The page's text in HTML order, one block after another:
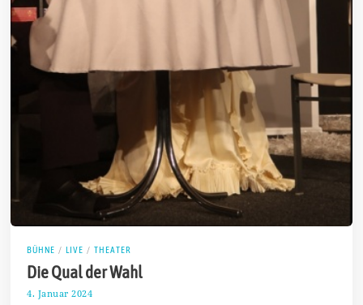
BÜHNE / LIVE / THEATER
Die Qual der Wahl
4. Januar 2024